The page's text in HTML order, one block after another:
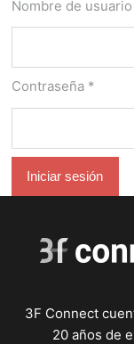
Nombre de usuario
Contraseña *
Iniciar sesión
3F Connect
20 años de